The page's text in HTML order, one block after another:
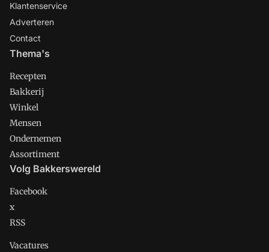
Klantenservice
Adverteren
Contact
Thema's
Recepten
Bakkerij
Winkel
Mensen
Ondernemen
Assortiment
Volg Bakkerswereld
Facebook
x
RSS
Vacatures